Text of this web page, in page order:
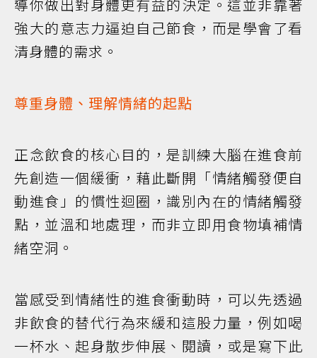
導你做出對身體更有益的決定。這並非靠著
強大的意志力逼迫自己節食，而是學會了看
清身體的需求。
尊重身體、理解情緒的起點
正念飲食的核心目的，是訓練大腦在進食前
先創造一個緩衝，藉此斷開「情緒觸發便自
動進食」的慣性迴圈，識別內在的情緒觸發
點，並溫和地處理，而非立即用食物填補情
緒空洞。
當感受到情緒性的進食衝動時，可以先透過
非飲食的替代行為來緩和這股力量，例如喝
一杯水、起身散步伸展、閱讀，或是寫下此